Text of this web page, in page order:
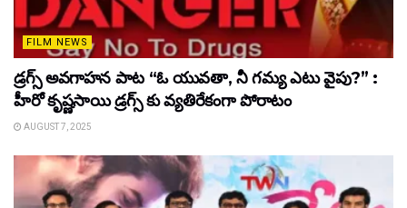
FILM NEWS
డ్రగ్స్ అవగాహన పాట “ఓ యువతా, నీ గమ్య ఎటు వైపు?” :
హీరో కృష్ణసాయి డ్రగ్స్ కు వ్యతిరేకంగా పోరాటం
AUGUST 7, 2025